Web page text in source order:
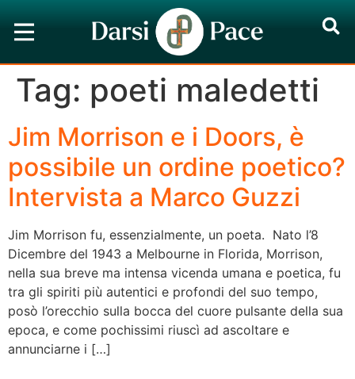
Tag: poeti maledetti
Jim Morrison e i Doors, è
possibile un ordine poetico?
Intervista a Marco Guzzi
Jim Morrison fu, essenzialmente, un poeta. Nato l’8
Dicembre del 1943 a Melbourne in Florida, Morrison,
nella sua breve ma intensa vicenda umana e poetica, fu
tra gli spiriti più autentici e profondi del suo tempo,
posò l’orecchio sulla bocca del cuore pulsante della sua
epoca, e come pochissimi riuscì ad ascoltare e
annunciarne i […]